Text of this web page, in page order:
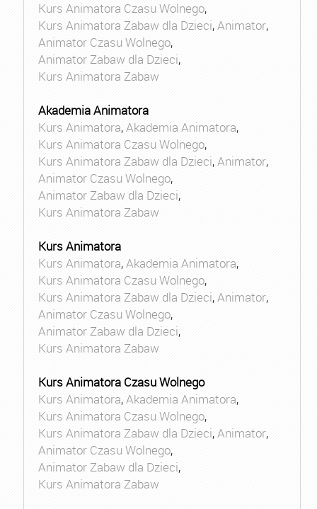
Kurs Animatora Czasu Wolnego,
Kurs Animatora Zabaw dla Dzieci,Animator,
Animator Czasu Wolnego,
Animator Zabaw dla Dzieci,
Kurs Animatora Zabaw
Akademia Animatora
Kurs Animatora,Akademia Animatora,
Kurs Animatora Czasu Wolnego,
Kurs Animatora Zabaw dla Dzieci,Animator,
Animator Czasu Wolnego,
Animator Zabaw dla Dzieci,
Kurs Animatora Zabaw
Kurs Animatora
Kurs Animatora,Akademia Animatora,
Kurs Animatora Czasu Wolnego,
Kurs Animatora Zabaw dla Dzieci,Animator,
Animator Czasu Wolnego,
Animator Zabaw dla Dzieci,
Kurs Animatora Zabaw
Kurs Animatora Czasu Wolnego
Kurs Animatora,Akademia Animatora,
Kurs Animatora Czasu Wolnego,
Kurs Animatora Zabaw dla Dzieci,Animator,
Animator Czasu Wolnego,
Animator Zabaw dla Dzieci,
Kurs Animatora Zabaw